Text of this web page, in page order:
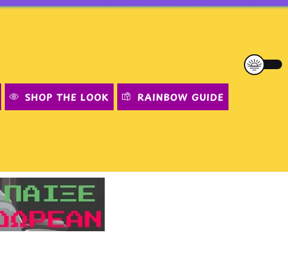
SHOP THE LOOK RAINBOW GUIDE